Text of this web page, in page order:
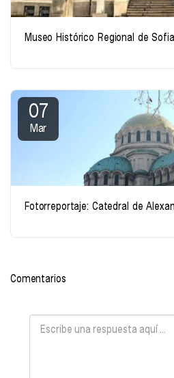
Museo Histórico Regional de Sofia
07
Mar
Fotorreportaje: Catedral de
Comentarios